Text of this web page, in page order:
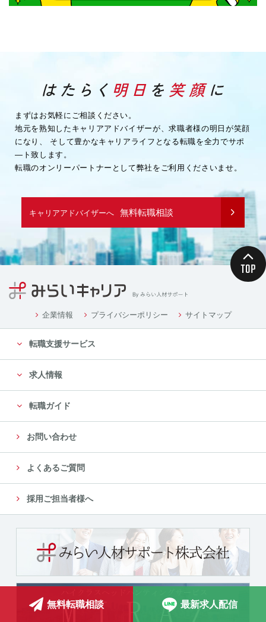
まずはお気軽にご相談ください。
地元を熟知したキャリアアドバイザーが、求職者様の明日が笑顔
になり、
そして豊かなキャリアライフとなる転職を全力でサポ
―ト致します。
転職のオンリーパートナーとして弊社をご利用くださいませ。
キャリアアドバイザーへ 無料転職相談
企業情報 プライバシーポリシー サイトマップ
転職支援サービス
求人情報
転職ガイド
お問い合わせ
よくあるご質問
採用ご担当者様へ
無料転職相談 最新求人配信